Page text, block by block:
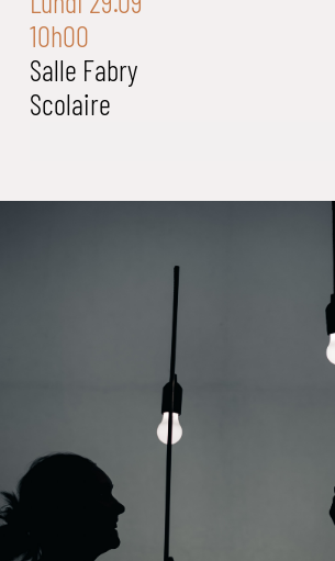
10h00
Salle Fabry
Scolaire